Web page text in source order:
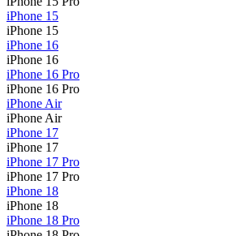
iPhone 15
iPhone 15
iPhone 16
iPhone 16
iPhone 16 Pro
iPhone 16 Pro
iPhone Air
iPhone Air
iPhone 17
iPhone 17
iPhone 17 Pro
iPhone 17 Pro
iPhone 18
iPhone 18
iPhone 18 Pro